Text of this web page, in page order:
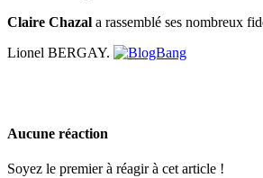
Claire Chazal a rassemblé ses nombreux
Lionel BERGAY.
Aucune réaction
Soyez le premier à réagir à cet article !